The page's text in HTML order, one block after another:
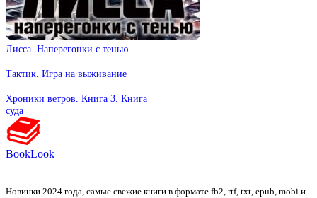
Лисса. Наперегонки с тенью
Тактик. Игра на выживание
Хроники ветров. Книга 3. Книга
суда
BookLook
Новинки 2024 года, самые свежие книги в формате fb2, rtf, txt, epub, mobi и